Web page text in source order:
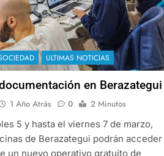
ULTIMAS NOTICIAS
en Berazategui
1 Año Atrás 0
2 Minutos
5 y hasta el viernes 7 de marzo,
de Berazategui podrán acceder
un nuevo operativo gratuito de